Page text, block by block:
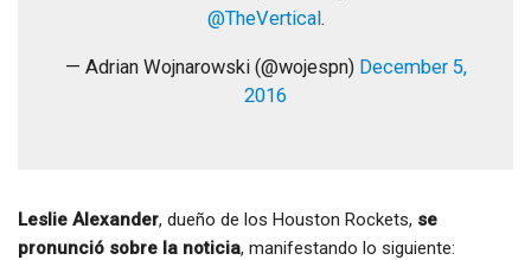
@TheVertical.
— Adrian Wojnarowski (@wojespn) December 5,
2016
Leslie Alexander, dueño de los Houston Rockets, se
pronunció sobre la noticia, manifestando lo siguiente: